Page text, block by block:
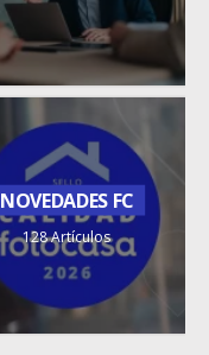
NOVEDADES FC
128 Artículos